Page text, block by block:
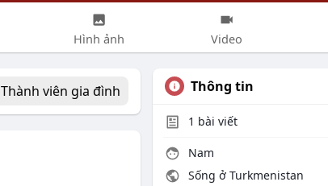
Hình ảnh Video
Thành viên gia đình Thông tin
1 bài viết
Nam
Sống ở Turkmenistan